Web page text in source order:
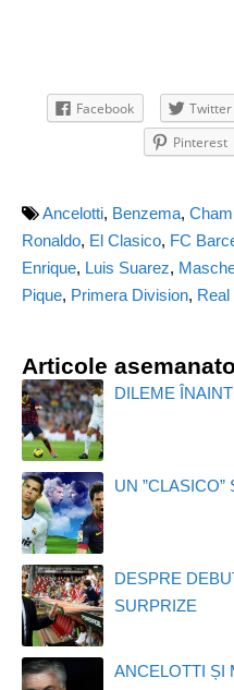
Facebook Twitter
Pinterest
Ancelotti, Benzema,
Ronaldo, El Clasico, FC
Enrique, Luis Suarez,
Pique, Primera Division, Real
Articole
DILEME
UN
DESPRE
SURPRIZE
ANCELOTTI ȘI